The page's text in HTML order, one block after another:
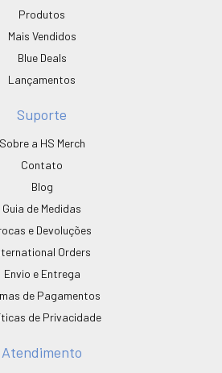
Produtos
Mais Vendidos
Blue Deals
Lançamentos
Suporte
Sobre a HS Merch
Contato
Blog
Guia de Medidas
e Devoluções
Orders
Envio e Entrega
de Pagamentos
de Privacidade
Atendimento